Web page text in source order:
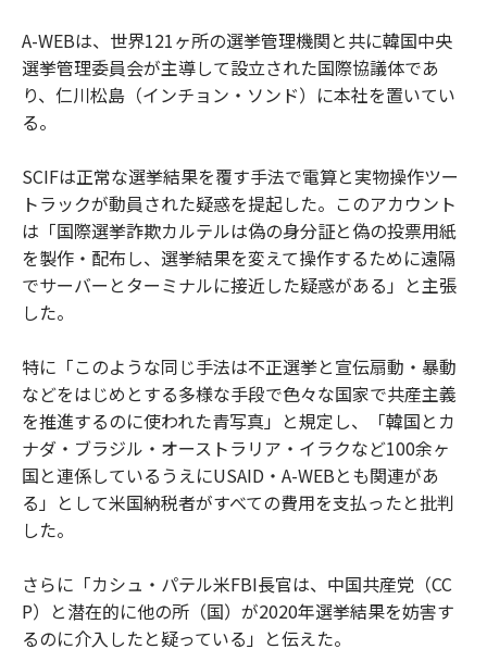
A-WEBは、世界121ヶ所の選挙管理機関と共に韓国中央
選挙管理委員会が主導して設立された国際協議体であ
り、仁川松島（インチョン・ソンド）に本社を置いてい
る。
SCIFは正常な選挙結果を覆す手法で電算と実物操作ツー
トラックが動員された疑惑を提起した。このアカウント
は「国際選挙詐欺カルテルは偽の身分証と偽の投票用紙
を製作・配布し、選挙結果を変えて操作するために遠隔
でサーバーとターミナルに接近した疑惑がある」と主張
した。
特に「このような同じ手法は不正選挙と宣伝扇動・暴動
などをはじめとする多様な手段で色々な国家で共産主義
を推進するのに使われた青写真」と規定し、「韓国とカ
ナダ・ブラジル・オーストラリア・イラクなど100余ヶ
国と連係しているうえにUSAID・A-WEBとも関連があ
る」として米国納税者がすべての費用を支払ったと批判
した。
さらに「カシュ・パテル米FBI長官は、中国共産党（CC
P）と潜在的に他の所（国）が2020年選挙結果を妨害す
るのに介入したと疑っている」と伝えた。